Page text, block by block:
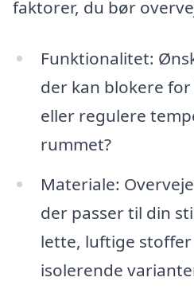
faktorer, du bør
Funktionalitet:
der kan blokere
eller regulere
rummet?
Materiale:
der passer til din
lette, luftige
isolerende